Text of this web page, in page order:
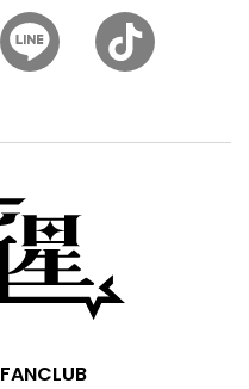
FANCLUB